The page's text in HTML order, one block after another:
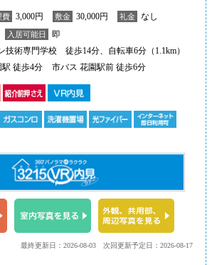
費 3,000円 敷金 30,000円 礼金 なし
入居可能日
即
技術専門学校 徒歩14分、自転車6分（1.1km）
徒歩4分 市バス 花園駅前 徒歩6分
次回更新予定日：2026-08-17
最終更新日：2026-08-03